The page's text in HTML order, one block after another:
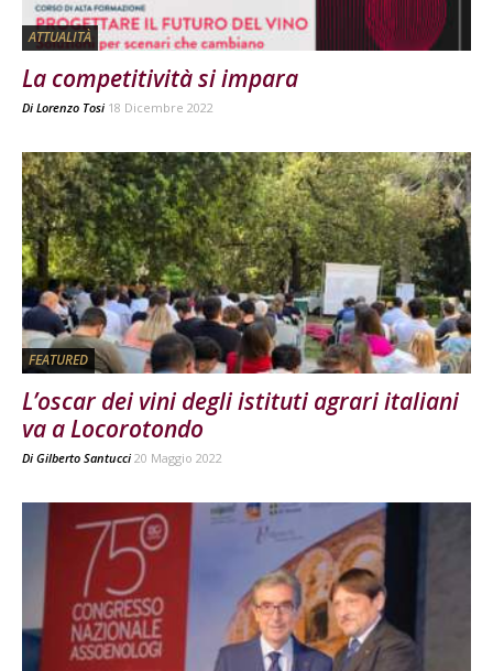
ATTUALITÀ
La competitività si impara
Di Lorenzo Tosi 18 Dicembre 2022
FEATURED
L’oscar dei vini degli istituti agrari italiani
va a Locorotondo
Di Gilberto Santucci 20 Maggio 2022